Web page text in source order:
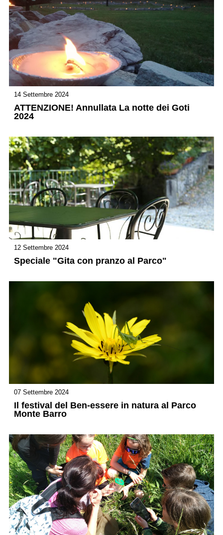
14 Settembre 2024
ATTENZIONE! Annullata La notte dei Goti
2024
12 Settembre 2024
Speciale "Gita con pranzo al Parco"
07 Settembre 2024
Il festival del Ben-essere in natura al Parco
Monte Barro